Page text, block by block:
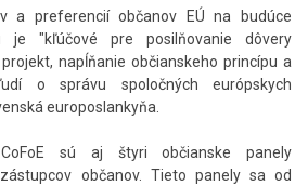
a preferencií občanov EÚ na budúce
je "kľúčové pre posilňovanie dôvery
napĺňanie občianskeho princípu a
o správu spoločných európskych
europoslankyňa.
sú aj štyri občianske panely
občanov. Tieto panely sa od